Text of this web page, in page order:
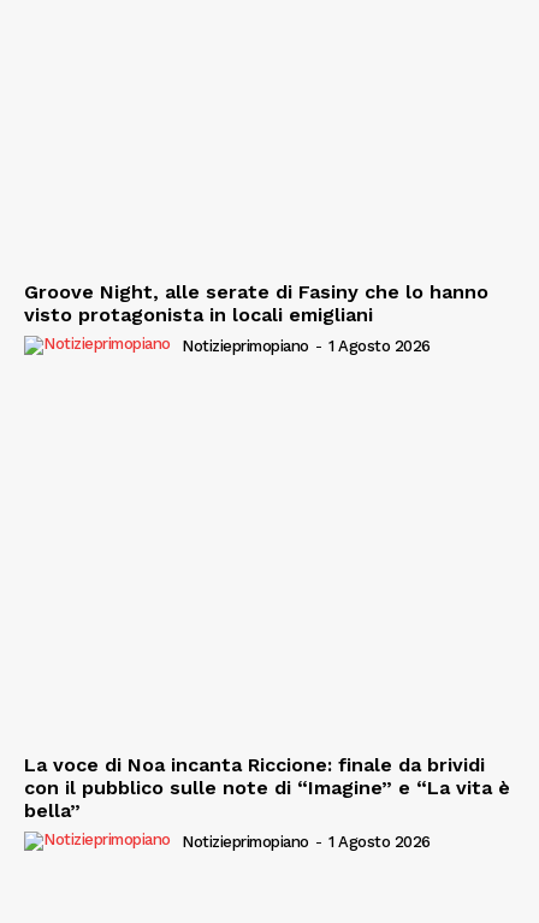
Groove Night, alle serate di Fasiny che lo hanno
visto protagonista in locali emigliani
Notizieprimopiano - 1 Agosto 2026
La voce di Noa incanta Riccione: finale da brividi
con il pubblico sulle note di “Imagine” e “La vita è
bella”
Notizieprimopiano - 1 Agosto 2026